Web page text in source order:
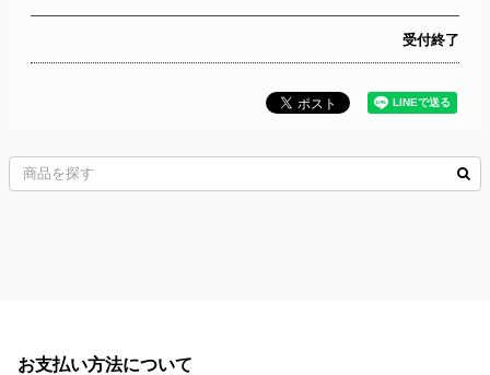
受付終了
お支払い方法について